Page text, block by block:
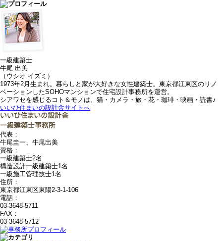
一級建築士
牛尾 出美
（ウシオ イズミ）
1973年2月生まれ。暮らしと家が大好きな女性建築士。東京都江東区のリノ
ベーションしたSOHOマンションで住宅設計事務所を運営。
シアワセを感じるコト＆モノは、猫・カメラ・旅・花・珈琲・映画・読書♪
いいひ住まいの設計舎サイトへ
代表：
牛尾圭一、牛尾出美
資格：
一級建築士2名
構造設計一級建築士1名
一級施工管理技士1名
住所：
東京都江東区東陽2-3-1-106
電話：
03-3648-5711
FAX：
03-3648-5712